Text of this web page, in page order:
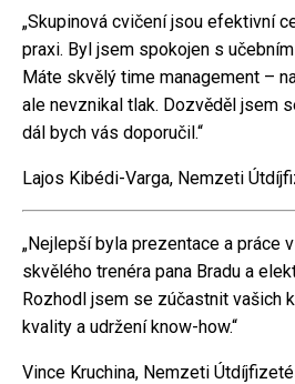
„Skupinová cvičení jsou efektivní
praxi. Byl jsem spokojen s
Máte skvělý time management –
ale nevznikal tlak. Dozvěděl jsem
dál bych vás doporučil.“
Lajos Kibédi-Varga, Nemzeti
„Nejlepší byla prezentace a práce
skvělého trenéra pana Bradu a
Rozhodl jsem se zúčastnit vašich
kvality a udržení know-how.“
Vince Kruchina, Nemzeti